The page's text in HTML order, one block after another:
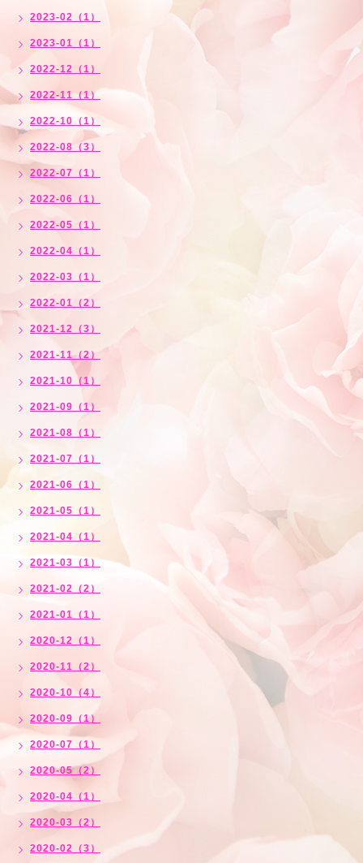
2023-02（1）
2023-01（1）
2022-12（1）
2022-11（1）
2022-10（1）
2022-08（3）
2022-07（1）
2022-06（1）
2022-05（1）
2022-04（1）
2022-03（1）
2022-01（2）
2021-12（3）
2021-11（2）
2021-10（1）
2021-09（1）
2021-08（1）
2021-07（1）
2021-06（1）
2021-05（1）
2021-04（1）
2021-03（1）
2021-02（2）
2021-01（1）
2020-12（1）
2020-11（2）
2020-10（4）
2020-09（1）
2020-07（1）
2020-05（2）
2020-04（1）
2020-03（2）
2020-02（3）